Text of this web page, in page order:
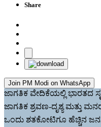
Share
Join PM Modi on WhatsApp
ಜಾಗತಿಕ ವೇದಿಕೆಯಲ್ಲಿ ಭಾರತದ
ಜಾಗತಿಕ ಶ್ರವಣ-ದೃಶ್ಯ ಮತ್ತು
ಒಂದು ಶತಕೋಟಿಗೂ ಹೆಚ್ಚಿನ